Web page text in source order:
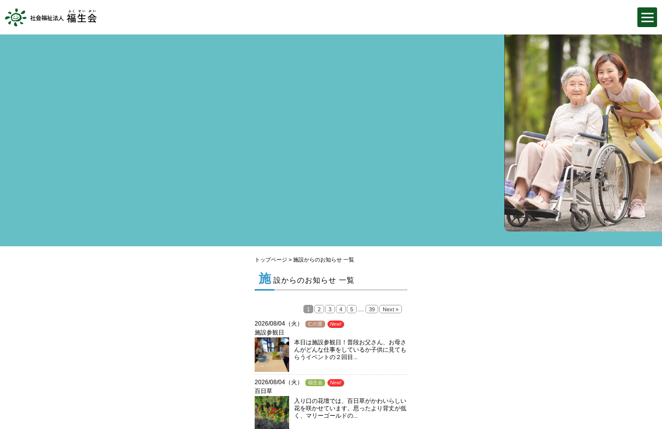
トップページ > 施設からのお知らせ 一覧
施 設からのお知らせ 一覧
1 2 3 4 5 ... 39 Next »
2026/08/04（火） 仁の里 New!
施設参観日
本日は施設参観日！普段お父さん、お母さ
んがどんな仕事をしているか子供に見ても
らうイベントの２回目...
2026/08/04（火） 福生会 New!
百日草
入り口の花壇では、百日草がかわいらしい
花を咲かせています。思ったより背丈が低
く、マリーゴールドの...